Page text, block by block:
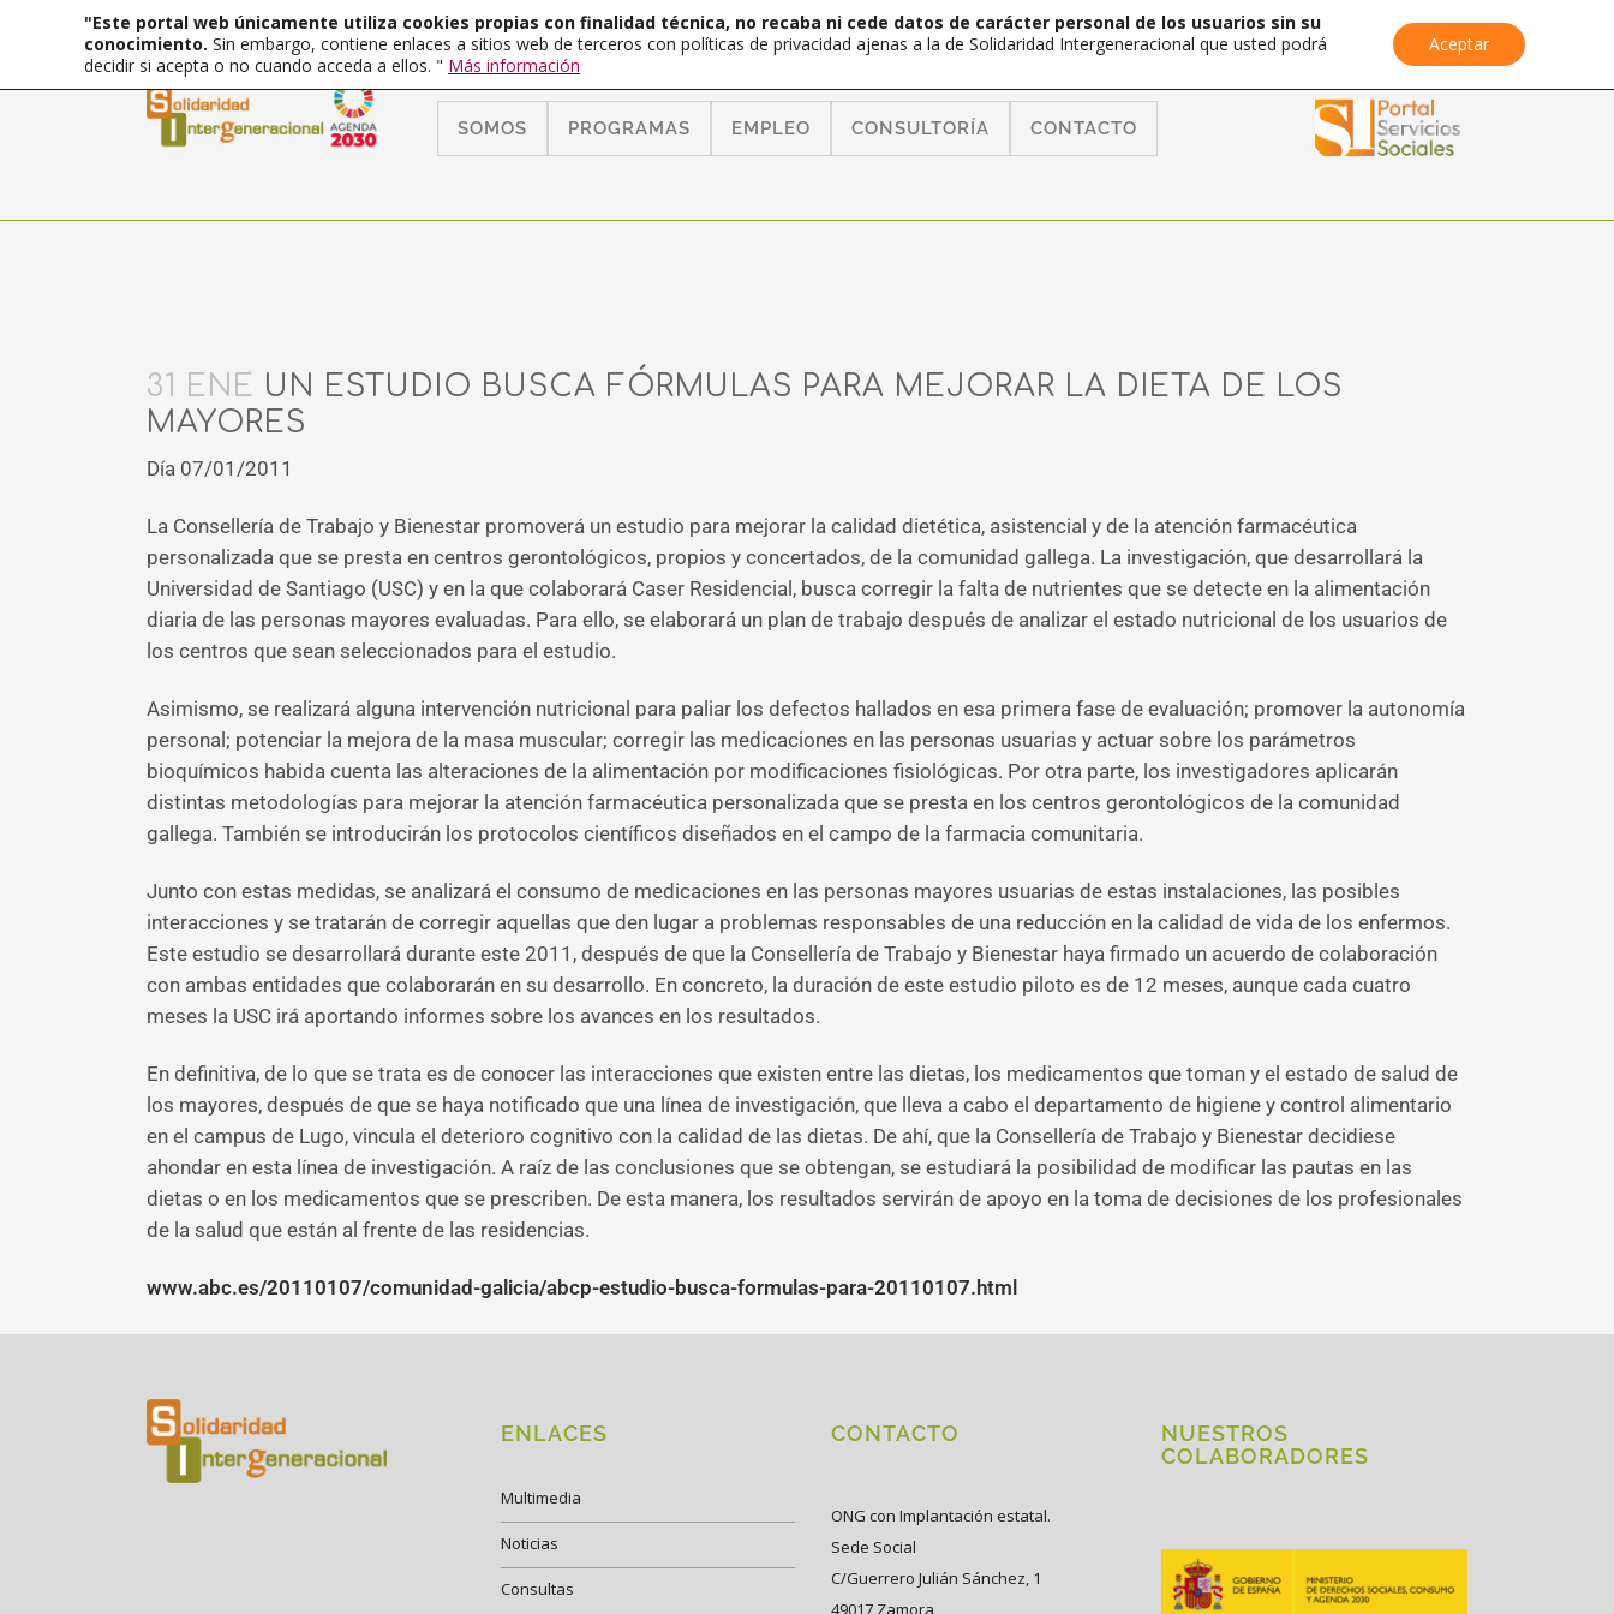
SOMOS PROGRAMAS EMPLEO CONSULTORÍA CONTACTO
31 ENE UN ESTUDIO BUSCA FÓRMULAS PARA MEJORAR LA DIETA DE LOS
MAYORES
Día 07/01/2011
La Consellería de Trabajo y Bienestar promoverá un estudio para mejorar la calidad dietética, asistencial y de la atención farmacéutica
personalizada que se presta en centros gerontológicos, propios y concertados, de la comunidad gallega. La investigación, que desarrollará la
Universidad de Santiago (USC) y en la que colaborará Caser Residencial, busca corregir la falta de nutrientes que se detecte en la alimentación
diaria de las personas mayores evaluadas. Para ello, se elaborará un plan de trabajo después de analizar el estado nutricional de los usuarios de
los centros que sean seleccionados para el estudio.
Asimismo, se realizará alguna intervención nutricional para paliar los defectos hallados en esa primera fase de evaluación; promover la autonomía
personal; potenciar la mejora de la masa muscular; corregir las medicaciones en las personas usuarias y actuar sobre los parámetros
bioquímicos habida cuenta las alteraciones de la alimentación por modificaciones fisiológicas. Por otra parte, los investigadores aplicarán
distintas metodologías para mejorar la atención farmacéutica personalizada que se presta en los centros gerontológicos de la comunidad
gallega. También se introducirán los protocolos científicos diseñados en el campo de la farmacia comunitaria.
Junto con estas medidas, se analizará el consumo de medicaciones en las personas mayores usuarias de estas instalaciones, las posibles
interacciones y se tratarán de corregir aquellas que den lugar a problemas responsables de una reducción en la calidad de vida de los enfermos.
Este estudio se desarrollará durante este 2011, después de que la Consellería de Trabajo y Bienestar haya firmado un acuerdo de colaboración
con ambas entidades que colaborarán en su desarrollo. En concreto, la duración de este estudio piloto es de 12 meses, aunque cada cuatro
meses la USC irá aportando informes sobre los avances en los resultados.
En definitiva, de lo que se trata es de conocer las interacciones que existen entre las dietas, los medicamentos que toman y el estado de salud de
los mayores, después de que se haya notificado que una línea de investigación, que lleva a cabo el departamento de higiene y control alimentario
en el campus de Lugo, vincula el deterioro cognitivo con la calidad de las dietas. De ahí, que la Consellería de Trabajo y Bienestar decidiese
ahondar en esta línea de investigación. A raíz de las conclusiones que se obtengan, se estudiará la posibilidad de modificar las pautas en las
dietas o en los medicamentos que se prescriben. De esta manera, los resultados servirán de apoyo en la toma de decisiones de los profesionales
de la salud que están al frente de las residencias.
www.abc.es/20110107/comunidad-galicia/abcp-estudio-busca-formulas-para-20110107.html
ENLACES
Multimedia
Noticias
Consultas
CONTACTO
ONG con Implantación estatal.
Sede Social
C/Guerrero Julián Sánchez, 1
49017 Zamora
NUESTROS
COLABORADORES
"Este portal web únicamente utiliza cookies propias con finalidad técnica, no recaba ni cede datos de carácter personal de los usuarios sin su
conocimiento. Sin embargo, contiene enlaces a sitios web de terceros con políticas de privacidad ajenas a la de Solidaridad Intergeneracional que usted podrá
decidir si acepta o no cuando acceda a ellos. " Más información
Aceptar